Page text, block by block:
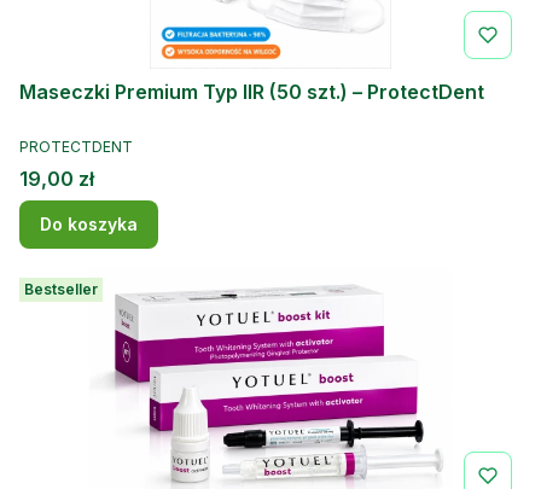
Maseczki Premium Typ IIR (50 szt.) – ProtectDent
PRODUCENT
PROTECTDENT
Cena
19,00 zł
Do koszyka
Bestseller